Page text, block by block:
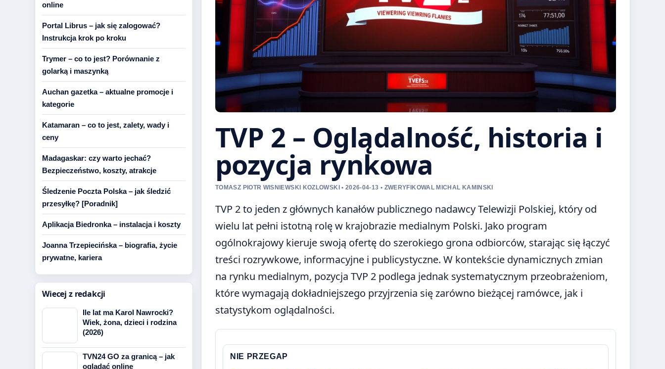
TVP 2 – Oglądalność, historia i
pozycja rynkowa
TOMASZ PIOTR WISNIEWSKI KOZLOWSKI • 2026-04-13 • ZWERYFIKOWAL MICHAL KAMINSKI
TVP 2 to jeden z głównych kanałów publicznego nadawcy Telewizji Polskiej, który od
wielu lat pełni istotną rolę w krajobrazie medialnym Polski. Jako program
ogólnokrajowy kieruje swoją ofertę do szerokiego grona odbiorców, starając się łączyć
treści rozrywkowe, informacyjne i publicystyczne. W kontekście dynamicznych zmian
na rynku medialnym, pozycja TVP 2 podlega jednak systematycznym przeobrażeniom,
które wymagają dokładniejszego przyjrzenia się zarówno bieżącej ramówce, jak i
statystykom oglądalności.
NIE PRZEGAP
online
Portal Librus – jak się zalogować?
Instrukcja krok po kroku
Trymer – co to jest? Porównanie z
golarką i maszynką
Auchan gazetka – aktualne promocje i
kategorie
Katamaran – co to jest, zalety, wady i
ceny
Madagaskar: czy warto jechać?
Bezpieczeństwo, koszty, atrakcje
Śledzenie Poczta Polska – jak śledzić
przesyłkę? [Poradnik]
Aplikacja Biedronka – instalacja i koszty
Joanna Trzepiecińska – biografia, życie
prywatne, kariera
Wiecej z redakcji
Ile lat ma Karol Nawrocki?
Wiek, żona, dzieci i rodzina
(2026)
TVN24 GO za granicą – jak
oglądać online